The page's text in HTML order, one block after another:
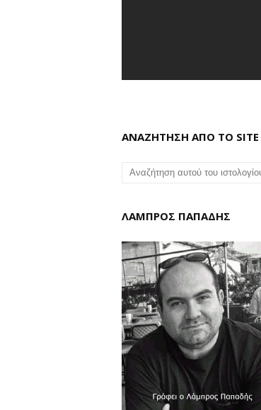
ΑΝΑΖΗΤΗΣΗ ΑΠΟ ΤΟ SITE
ΛΑΜΠΡΟΣ ΠΑΠΑΔΗΣ